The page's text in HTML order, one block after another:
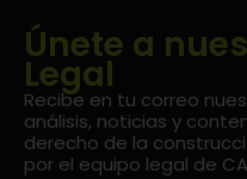
Únete a
Legal
Recibe en tu correo
análisis, noticias y
derecho de la
por el equipo legal de